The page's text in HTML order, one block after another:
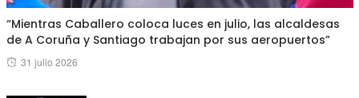
“Mientras Caballero coloca luces en julio, las alcaldesas
de A Coruña y Santiago trabajan por sus aeropuertos”
Posted
31 julio 2026